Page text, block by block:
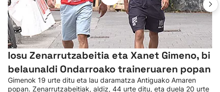
Iosu Zenarrutzabeitia eta Xanet Gimeno, bi
belaunaldi Ondarroako traineruaren popan
Gimenok 19 urte ditu eta lau daramatza Antiguako Amaren
popan. Zenarrutzabeitiak, aldiz, 44 urte ditu, eta duela 20 urte